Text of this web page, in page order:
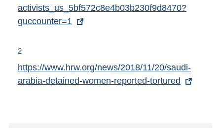
:
t
e
l
i
activists_us_5bf572c8e4b03b230f9d8470?
guccounter=1
2
E
x
https://www.hrw.org/news/2018/11/20/saudi-
arabia-detained-women-reported-tortured